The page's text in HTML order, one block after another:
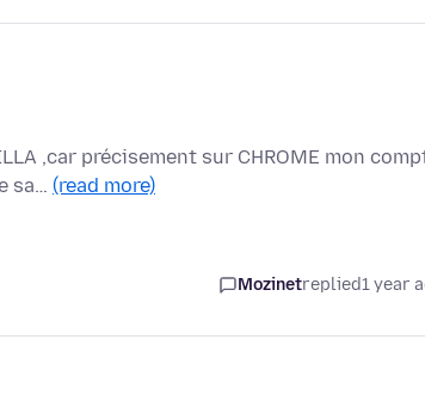
,car précisement sur CHROME mon
sa… (read more)
Mozinetreplied1 year